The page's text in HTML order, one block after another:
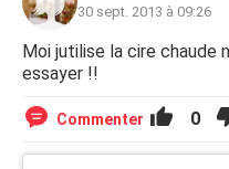
30 sept. 2013 à 09:26
Moi jutilise la cire chaude
essayer !!
Commenter 0